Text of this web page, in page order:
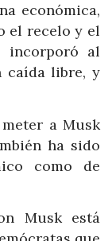
económica,
el recelo y el
incorporó al
caída libre, y
a Musk
ha sido
como de
Musk está